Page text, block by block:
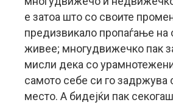
е затоа што со своите
предизвикало пропаѓање на
живее; многудвижечко пак
мисли дека со
самото себе си го задржува
место. А бидејќи пак